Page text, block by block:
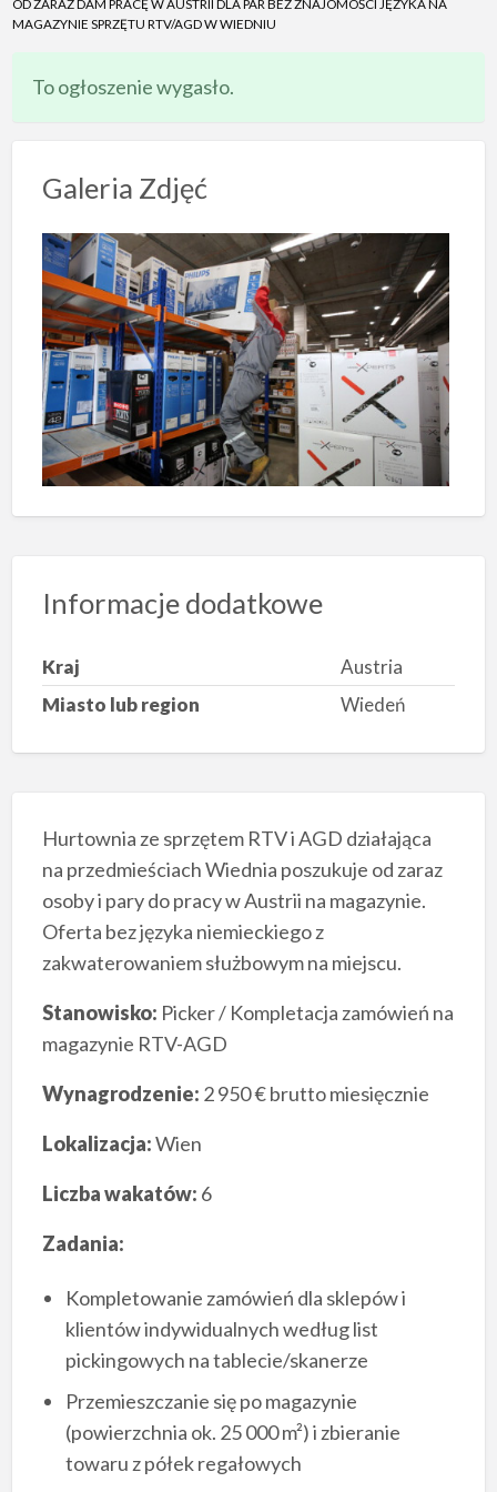
OD ZARAZ DAM PRACĘ W AUSTRII DLA PAR BEZ ZNAJOMOŚCI JĘZYKA NA
MAGAZYNIE SPRZĘTU RTV/AGD W WIEDNIU
To ogłoszenie wygasło.
Galeria Zdjęć
Informacje dodatkowe
Kraj
Austria
Miasto lub region
Wiedeń
Hurtownia ze sprzętem RTV i AGD działająca
na przedmieściach Wiednia poszukuje od zaraz
osoby i pary do pracy w Austrii na magazynie.
Oferta bez języka niemieckiego z
zakwaterowaniem służbowym na miejscu.
Stanowisko: Picker / Kompletacja zamówień na
magazynie RTV-AGD
Wynagrodzenie: 2 950 € brutto miesięcznie
Lokalizacja:Wien
Liczba wakatów: 6
Zadania:
Kompletowanie zamówień dla sklepów i
klientów indywidualnych według list
pickingowych na tablecie/skanerze
Przemieszczanie się po magazynie
(powierzchnia ok. 25 000 m²) i zbieranie
towaru z półek regałowych